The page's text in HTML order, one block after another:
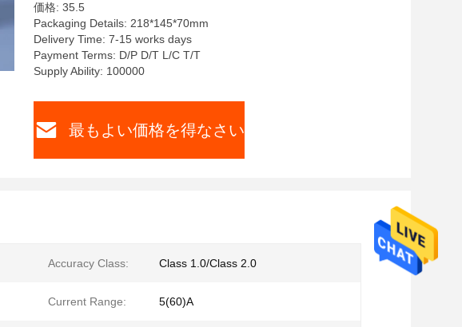
価格: 35.5
Packaging Details: 218*145*70mm
Delivery Time: 7-15 works days
Payment Terms: D/P D/T L/C T/T
Supply Ability: 100000
最もよい価格を得なさい
Accuracy Class: Class 1.0/Class 2.0
Current Range: 5(60)A